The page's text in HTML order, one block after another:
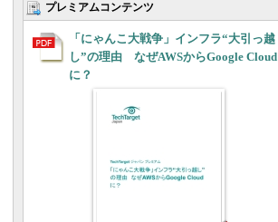
プレミアムコンテンツ
「にゃんこ大戦争」インフラ“大引っ越
し”の理由 なぜAWSからGoogle Cloud
に？